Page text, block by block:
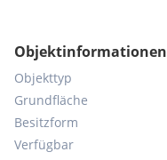
Objektinformationen
Objekttyp
Grundfläche
Besitzform
Verfügbar